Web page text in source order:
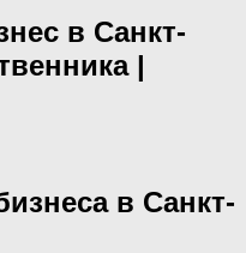
в Санкт-
|
в Санкт-